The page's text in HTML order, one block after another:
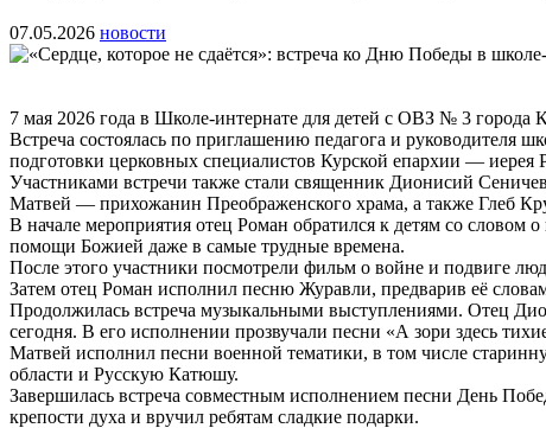
07.05.2026 новости
7 мая 2026 года в Школе-интернате для детей с ОВЗ № 3 города
Встреча состоялась по приглашению педагога и руководителя
подготовки церковных специалистов Курской епархии —
Участниками встречи также стали священник Дионисий
Матвей — прихожанин Преображенского храма, а также Глеб
В начале мероприятия отец Роман обратился к детям со словом
помощи Божией даже в самые трудные времена.
После этого участники посмотрели фильм о войне и подвиге
Затем отец Роман исполнил песню Журавли, предварив её
Продолжилась встреча музыкальными выступлениями. Отец
сегодня. В его исполнении прозвучали песни «А зори здесь
Матвей исполнил песни военной тематики, в том числе
области и Русскую Катюшу.
Завершилась встреча совместным исполнением песни День
крепости духа и вручил ребятам сладкие подарки.